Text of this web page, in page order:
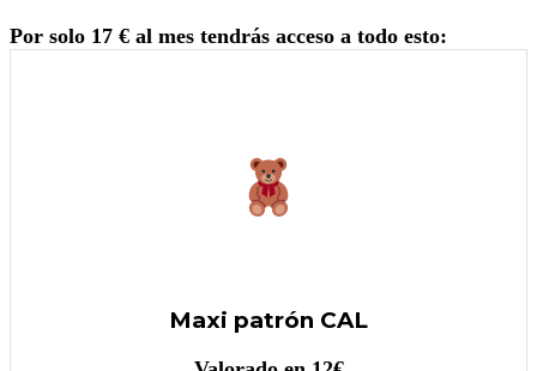
Por solo 17 € al mes tendrás acceso a todo esto:
Maxi patrón CAL